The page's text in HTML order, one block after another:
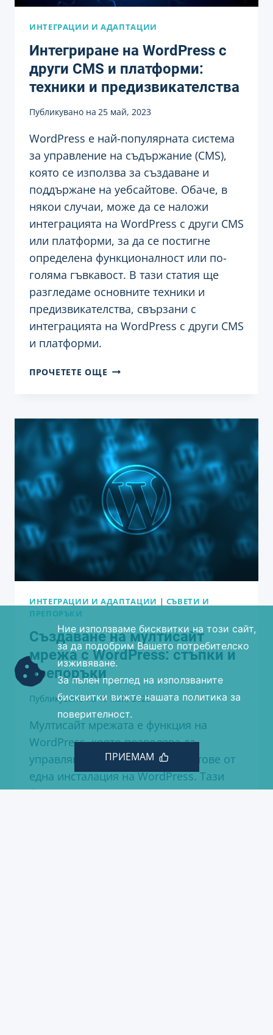
ИНТЕГРАЦИИ И АДАПТАЦИИ
Интегриране на WordPress с
други CMS и платформи:
техники и предизвикателства
Публикувано на 25 май, 2023
WordPress е най-популярната система
за управление на съдържание (CMS),
която се използва за създаване и
поддържане на уебсайтове. Обаче, в
някои случаи, може да се наложи
интеграцията на WordPress с други CMS
или платформи, за да се постигне
определена функционалност или по-
голяма гъвкавост. В тази статия ще
разгледаме основните техники и
предизвикателства, свързани с
интеграцията на WordPress с други CMS
и платформи.
ПРОЧЕТЕТЕ ОЩЕ ИНТЕГРИРАНЕ
ДРУГИ
CMS
И
ПЛАТФОРМИ:
ТЕХНИКИ
И
ПРЕДИЗВИКАТЕЛСТВА
ИНТЕГРАЦИИ И АДАПТАЦИИ | СЪВЕТИ И
ПРЕПОРЪКИ
Създаване на мултисайт
мрежа с WordPress: стъпки и
препоръки
Публикувано на 19 май, 2023
Мултисайт мрежата е функция на
WordPress, която позволява да
управлявате множество уебсайтове от
една инсталация на WordPress. Тази
функция е много полезна, ако имате
Ние използваме бисквитки на този сайт,
за да подобрим Вашето потребителско
изживяване.
За пълен преглед на използваните
бисквитки вижте нашата политика за
поверителност.
ПРИЕМАМ